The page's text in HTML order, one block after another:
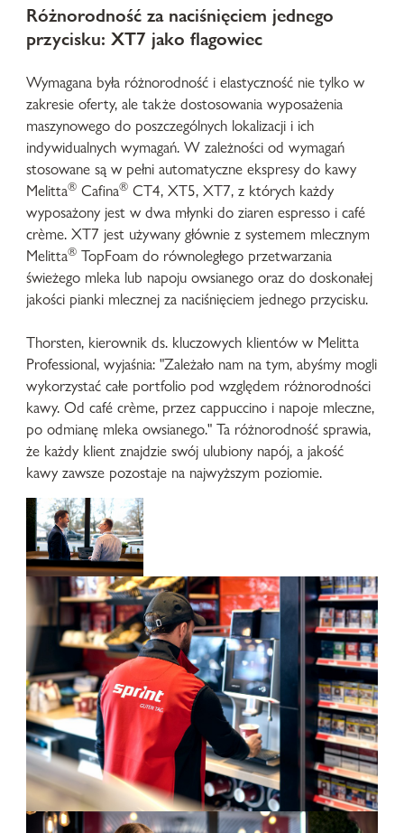
Różnorodność za naciśnięciem jednego
przycisku: XT7 jako flagowiec
Wymagana była różnorodność i elastyczność nie tylko w
zakresie oferty, ale także dostosowania wyposażenia
maszynowego do poszczególnych lokalizacji i ich
indywidualnych wymagań. W zależności od wymagań
stosowane są w pełni automatyczne ekspresy do kawy
Melitta® Cafina® CT4, XT5, XT7, z których każdy
wyposażony jest w dwa młynki do ziaren espresso i café
crème. XT7 jest używany głównie z systemem mlecznym
Melitta® TopFoam do równoległego przetwarzania
świeżego mleka lub napoju owsianego oraz do doskonałej
jakości pianki mlecznej za naciśnięciem jednego przycisku.
Thorsten, kierownik ds. kluczowych klientów w Melitta
Professional, wyjaśnia: "Zależało nam na tym, abyśmy mogli
wykorzystać całe portfolio pod względem różnorodności
kawy. Od café crème, przez cappuccino i napoje mleczne,
po odmianę mleka owsianego." Ta różnorodność sprawia,
że każdy klient znajdzie swój ulubiony napój, a jakość
kawy zawsze pozostaje na najwyższym poziomie.